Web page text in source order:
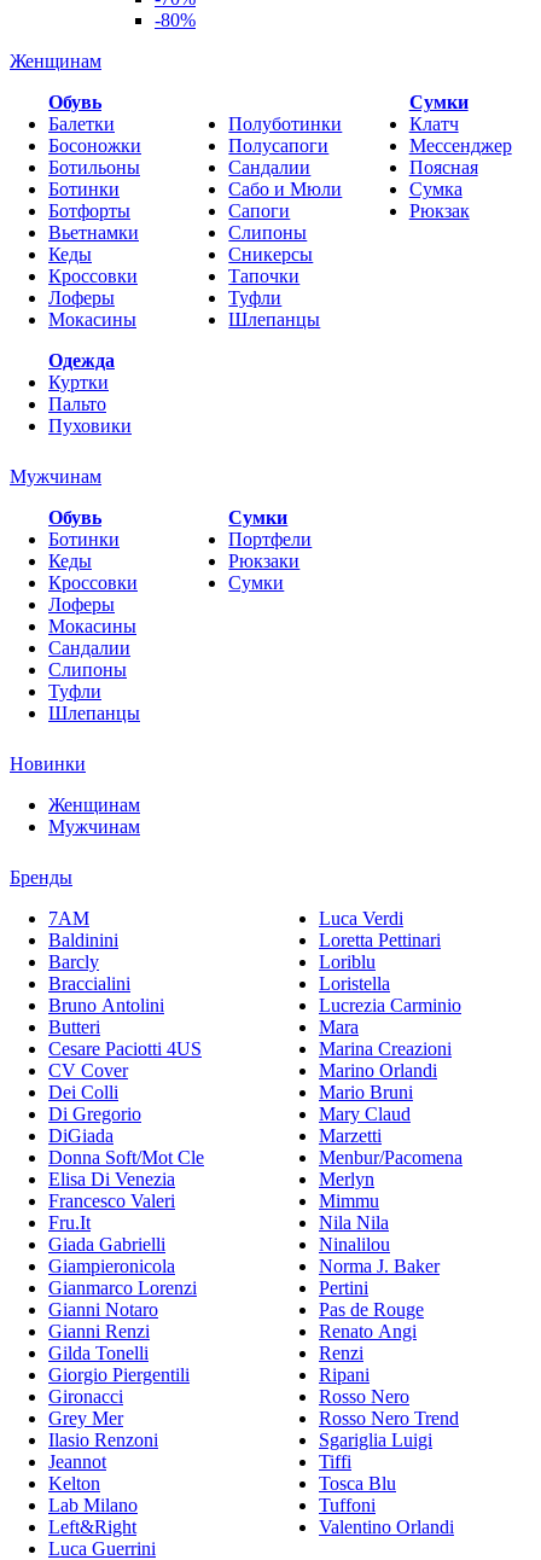
-80%
Женщинам
Обувь
Балетки
Босоножки
Ботильоны
Ботинки
Ботфорты
Вьетнамки
Кеды
Кроссовки
Лоферы
Мокасины
Полуботинки
Полусапоги
Сандалии
Сабо и Мюли
Сапоги
Слипоны
Сникерсы
Тапочки
Туфли
Шлепанцы
Cумки
Клатч
Мессенджер
Поясная
Сумка
Рюкзак
Одежда
Куртки
Пальто
Пуховики
Мужчинам
Обувь
Ботинки
Кеды
Кроссовки
Лоферы
Мокасины
Сандалии
Слипоны
Туфли
Шлепанцы
Сумки
Портфели
Рюкзаки
Сумки
Новинки
Женщинам
Мужчинам
Бренды
7AM
Baldinini
Barcly
Braccialini
Bruno Antolini
Butteri
Cesare Paciotti 4US
CV Cover
Dei Colli
Di Gregorio
DiGiada
Donna Soft/Mot Cle
Elisa Di Venezia
Francesco Valeri
Fru.It
Giada Gabrielli
Giampieronicola
Gianmarco Lorenzi
Gianni Notaro
Gianni Renzi
Gilda Tonelli
Giorgio Piergentili
Gironacci
Grey Mer
Ilasio Renzoni
Jeannot
Kelton
Lab Milano
Left&Right
Luca Guerrini
Luca Verdi
Loretta Pettinari
Loriblu
Loristella
Lucrezia Carminio
Mara
Marina Creazioni
Marino Orlandi
Mario Bruni
Mary Claud
Marzetti
Menbur/Pacomena
Merlyn
Mimmu
Nila Nila
Ninalilou
Norma J. Baker
Pertini
Pas de Rouge
Renato Angi
Renzi
Ripani
Rosso Nero
Rosso Nero Trend
Sgariglia Luigi
Tiffi
Tosca Blu
Tuffoni
Valentino Orlandi